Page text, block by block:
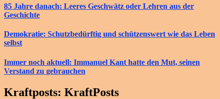
85 Jahre danach: Leeres Geschwätz oder Lehren aus der
Geschichte
Demokratie: Schutzbedürftig und schützenswert wie das Leben
selbst
Immer noch aktuell: Immanuel Kant hatte den Mut, seinen
Verstand zu gebrauchen
Kraftposts: KraftPosts